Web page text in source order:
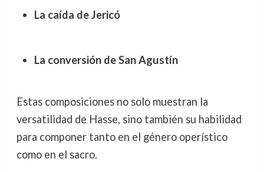
La caída de Jericó
La conversión de San Agustín
Estas composiciones no solo muestran la
versatilidad de Hasse, sino también su habilidad
para componer tanto en el género operístico
como en el sacro.